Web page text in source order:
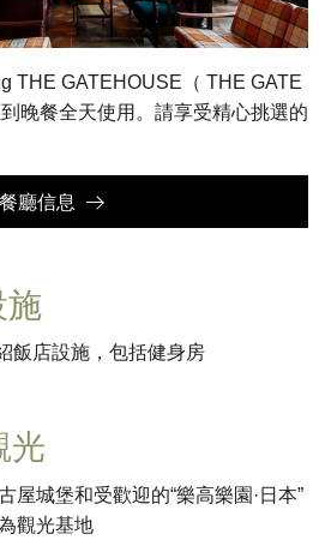
THE GATEHOUSE（ THE GATE
晚餐全天使用。請享受精心挑選的
餐廳信息
飯店設施，包括健身房
光
屋城堡和受歡迎的“樂高樂園·日本”
觀光基地